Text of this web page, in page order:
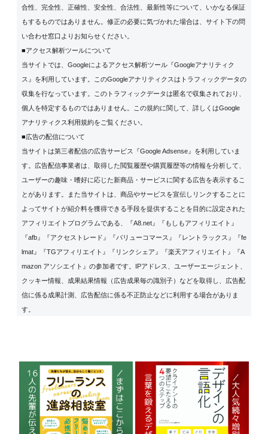
合性、完全性、正確性、安全性、合法性、最新性等について、いかなる保証
もするものではありません。修正の必要に気づかれた場合は、サイト下の問
い合わせ窓口よりお知らせください。
■アクセス解析ツールについて
当サイトでは、Googleによるアクセス解析ツール『Googleアナリティク
ス』を利用しています。このGoogleアナリティクスはトラフィックデータの
収集を行なっています。このトラフィックデータは匿名で収集されており、
個人を特定するものではありません。この規約に関して、詳しくはGoogle
アナリティクス利用規約をご覧ください。
■広告の配信について
当サイトは第三者配信の広告サービス『Google Adsense』を利用していま
す。広告配信事業者は、取得した閲覧履歴や購買履歴等の情報を分析して、
ユーザーの趣味・嗜好に応じた新商品・サービスに関する広告を表示するこ
とがあります。また当サイトは、商品やサービスを宣伝しリンクすることに
よってサイトが紹介料を獲得できる手段を提供することを目的に設定された
アフィリエイトプログラムである、『A8.net』『もしもアフィリエイト』
『afb』『アクセストレード』『バリューコマース』『レントラックス』『fe
lmat』『TGアフィリエイト』『リンクシェア』『楽天アフィリエイト』『A
mazon アソシエイト』の参加者です。IPアドレス、ユーザーエージェント、
クッキー情報、成果結果情報（広告成果毎の識別子）などを取得し、広告配
信に係る成果計測、広告配信に係る不正防止などに利用する場合がありま
す。